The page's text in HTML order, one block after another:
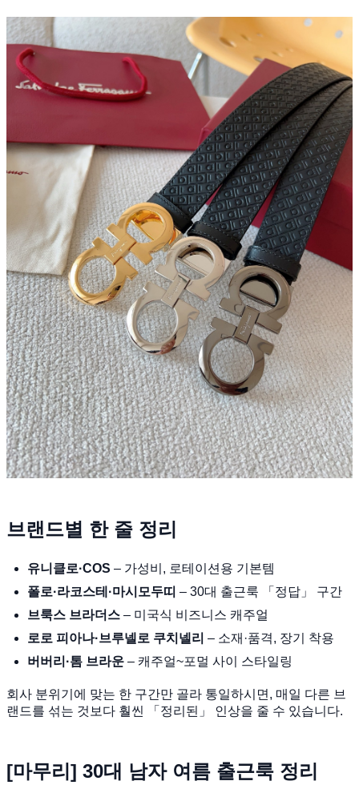
브랜드별 한 줄 정리
유니클로·COS – 가성비, 로테이션용 기본템
폴로·라코스테·마시모두띠 – 30대 출근룩 「정답」 구간
브룩스 브라더스 – 미국식 비즈니스 캐주얼
로로 피아나·브루넬로 쿠치넬리 – 소재·품격, 장기 착용
버버리·톰 브라운 – 캐주얼~포멀 사이 스타일링
회사 분위기에 맞는 한 구간만 골라 통일하시면, 매일 다른 브
랜드를 섞는 것보다 훨씬 「정리된」 인상을 줄 수 있습니다.
[마무리] 30대 남자 여름 출근룩 정리